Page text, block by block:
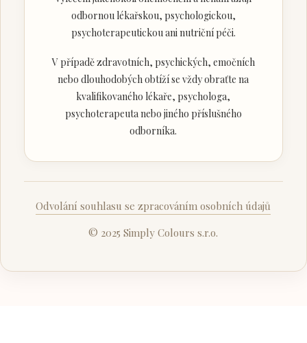
odbornou lékařskou, psychologickou,
psychoterapeutickou ani nutriční péči.
V případě zdravotních, psychických, emočních
nebo dlouhodobých obtíží se vždy obraťte na
kvalifikovaného lékaře, psychologa,
psychoterapeuta nebo jiného příslušného
odborníka.
Odvolání souhlasu se zpracováním osobních údajů
© 2025 Simply Colours s.r.o.